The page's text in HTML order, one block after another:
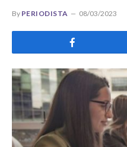
By PERIODISTA 08/03/2023